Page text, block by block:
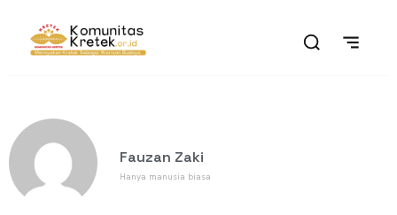
Fauzan Zaki
Hanya manusia biasa